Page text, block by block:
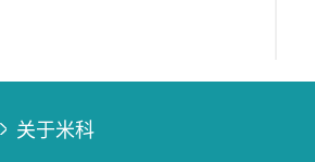
关于米科